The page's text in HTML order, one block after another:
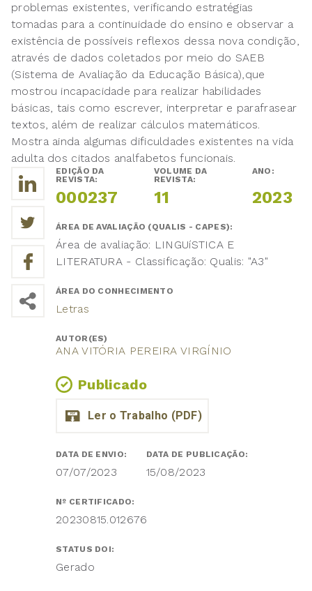
problemas existentes, verificando estratégias
tomadas para a continuidade do ensino e observar a
existência de possíveis reflexos dessa nova condição,
através de dados coletados por meio do SAEB
(Sistema de Avaliação da Educação Básica),que
mostrou incapacidade para realizar habilidades
básicas, tais como escrever, interpretar e parafrasear
textos, além de realizar cálculos matemáticos.
Mostra ainda algumas dificuldades existentes na vida
adulta dos citados analfabetos funcionais.
EDIÇÃO DA
REVISTA:
000237
VOLUME DA
REVISTA:
11
ANO:
2023
ÁREA DE AVALIAÇÃO (QUALIS - CAPES):
Área de avaliação: LINGUíSTICA E
LITERATURA - Classificação: Qualis: "A3"
ÁREA DO CONHECIMENTO
Letras
AUTOR(ES)
ANA VITÓRIA PEREIRA VIRGÍNIO
Publicado
DATA DE ENVIO:
07/07/2023
DATA DE PUBLICAÇÃO:
15/08/2023
Nº CERTIFICADO:
20230815.012676
STATUS DOI:
Gerado